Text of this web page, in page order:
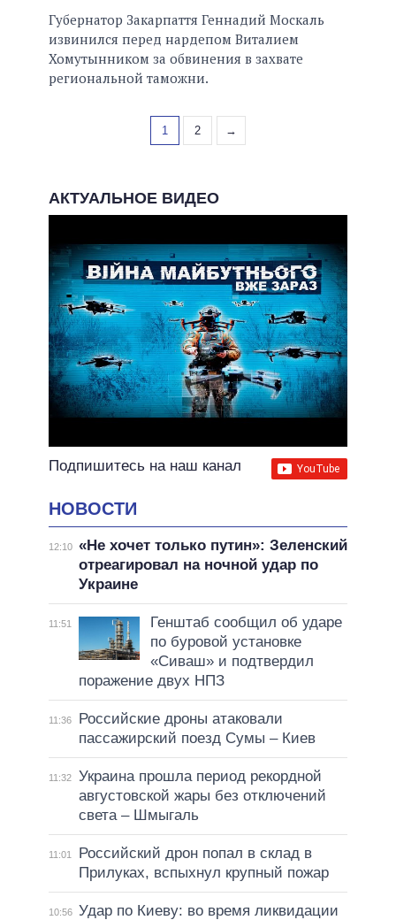
Губернатор Закарпаття Геннадий Москаль
извинился перед нардепом Виталием
Хомутынником за обвинения в захвате
региональной таможни.
1 2 →
АКТУАЛЬНОЕ ВИДЕО
Подпишитесь на наш канал
НОВОСТИ
12:10 «Не хочет только путин»: Зеленский
отреагировал на ночной удар по
Украине
11:51
Генштаб сообщил об ударе
по буровой установке
«Сиваш» и подтвердил
поражение двух НПЗ
11:36
Российские дроны атаковали
пассажирский поезд Сумы – Киев
11:32
Украина прошла период рекордной
августовской жары без отключений
света – Шмыгаль
11:01
Российский дрон попал в склад в
Прилуках, вспыхнул крупный пожар
10:56 Удар по Киеву: во время ликвидации